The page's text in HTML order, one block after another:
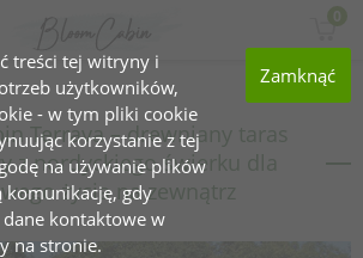
treści tej witryny i
użytkowników,
- w tym pliki cookie
korzystanie z tej
na używanie plików
komunikację, gdy
kontaktowe w
na stronie.
Zamknąć
0
Terrava – drewniany taras
z nordyckiego świerku dla
życia na zewnątrz